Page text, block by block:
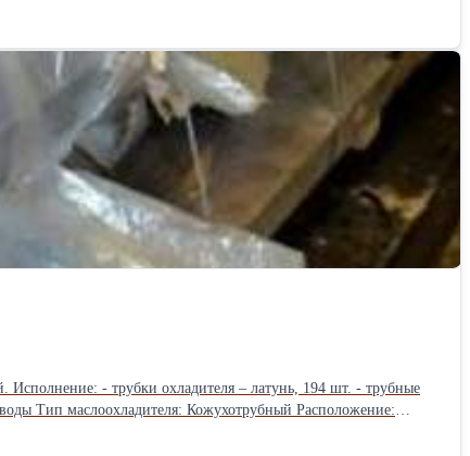
Тип маслоохладителя: Кожухотрубный Расположение:
град С Рабочее давление внуреннего контура, не более: 10